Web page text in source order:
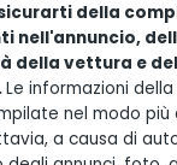
della
nell'annuncio,
della vettura e
Le informazioni
nel modo
a causa di